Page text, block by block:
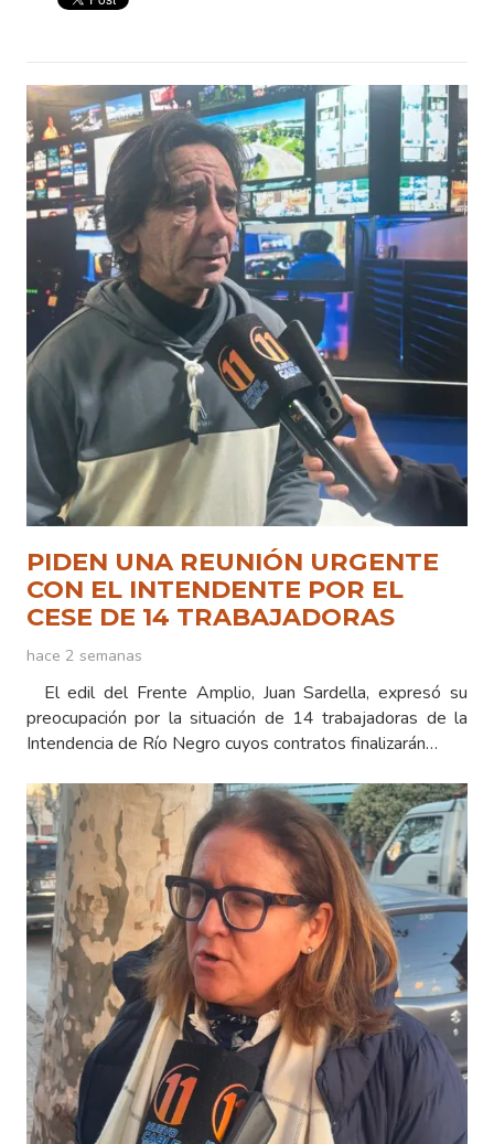
PIDEN UNA REUNIÓN URGENTE
CON EL INTENDENTE POR EL
CESE DE 14 TRABAJADORAS
hace 2 semanas
El edil del Frente Amplio, Juan Sardella, expresó su
preocupación por la situación de 14 trabajadoras de la
Intendencia de Río Negro cuyos contratos finalizarán…